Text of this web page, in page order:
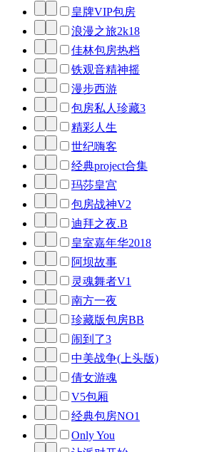
皇牌VIP包房
浪漫之旅2k18
佳林包房热档
铁观音精神摇
漫步西游
包房私人珍藏3
精彩人生
世纪嗨客
经典project合集
玛莎皇宫
包房战神V2
迪拜之夜.B
皇室嘉年华2018
阿坝故事
灵魂舞者V1
南方一夜
珍藏版包房BB
闹到了3
中美战争(上头版)
倩女游魂
V5包厢
经典包房NO1
Only You